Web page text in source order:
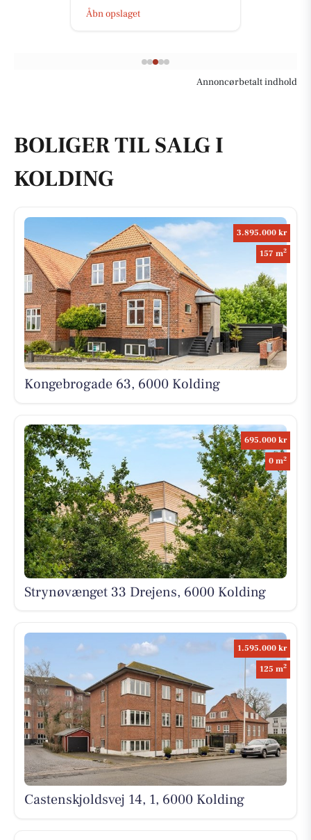
Åbn opslaget
Annoncørbetalt indhold
BOLIGER TIL SALG I
KOLDING
3.895.000 kr
157 m2
Kongebrogade 63, 6000 Kolding
695.000 kr
0 m2
Strynøvænget 33 Drejens, 6000 Kolding
1.595.000 kr
125 m2
Castenskjoldsvej 14, 1, 6000 Kolding